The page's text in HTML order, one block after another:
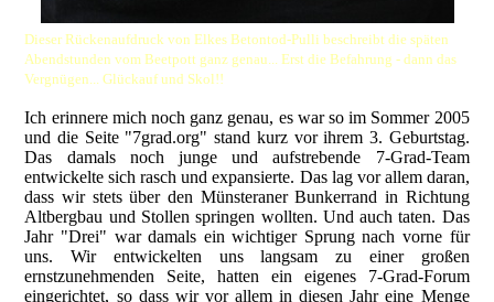
Dieser Rückenaufdruck von Elkes Betontod-Pulli beschreibt die späten
Abendstunden vom Beetpott ganz genau... Erst die Befahrung - dann das
Vergnügen... Glückauf und Skol!!
Ich erinnere mich noch ganz genau, es war so im Sommer 2005
und die Seite "7grad.org" stand kurz vor ihrem 3. Geburtstag.
Das damals noch junge und aufstrebende 7-Grad-Team
entwickelte sich rasch und expansierte. Das lag vor allem daran,
dass wir stets über den Münsteraner Bunkerrand in Richtung
Altbergbau und Stollen springen wollten. Und auch taten. Das
Jahr "Drei" war damals ein wichtiger Sprung nach vorne für
uns. Wir entwickelten uns langsam zu einer großen
ernstzunehmenden Seite, hatten ein eigenes 7-Grad-Forum
eingerichtet, so dass wir vor allem in diesen Jahr eine Menge